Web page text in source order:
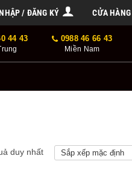
/ ĐĂNG KÝ CỬA HÀNG
44 43 0988 46 66 43
Miền Nam
duy nhất